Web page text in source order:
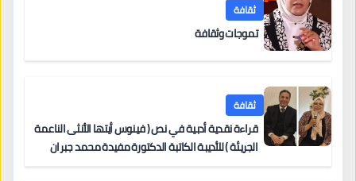
ثقافة
تموجات وثقافة
ثقافة
قراءة نقدية أدبية في نص ( فينوس أيتها الأنثى الناعمة
الجريئة ) للأديبة الكاتبة الدكتورة مفيدة محمد جبران